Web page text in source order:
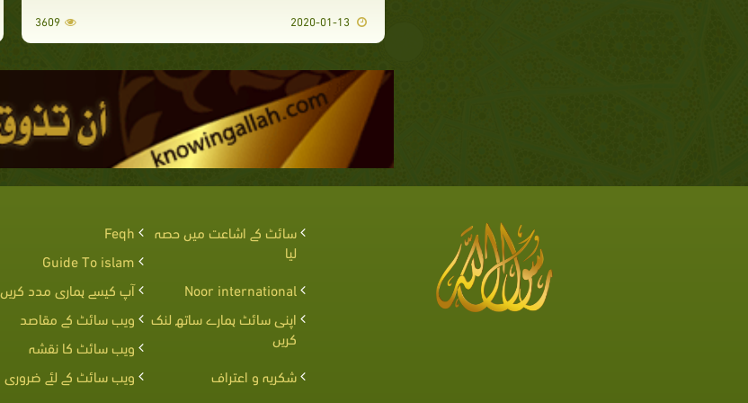
2020-01-13
3609
سائٹ کے اشاعت میں حصہ
لیا
Feqh
Guide To islam
Noor international
آپ کیسے ہماری مدد کریں
اپنی سائٹ ہمارے ساتھ لنک
کریں
ویب سائٹ کے مقاصد
ویب سائٹ کا نقشہ
شکریہ و اعتراف
ویب سائٹ کے لئے ضروری